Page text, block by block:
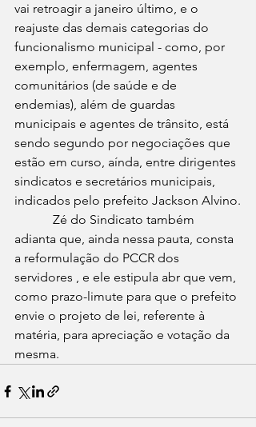
vai retroagir a janeiro último, e o
reajuste das demais categorias do
funcionalismo municipal - como, por
exemplo, enfermagem, agentes
comunitários (de saúde e de
endemias), além de guardas
municipais e agentes de trânsito, está
sendo segundo por negociações que
estão em curso, aínda, entre dirigentes
sindicatos e secretários municipais,
indicados pelo prefeito Jackson Alvino.
adianta que, ainda nessa pauta, consta
a reformulação do PCCR dos
servidores , e ele estipula abr que vem,
como prazo-limute para que o prefeito
envie o projeto de lei, referente à
matéria, para apreciação e votação da
mesma.